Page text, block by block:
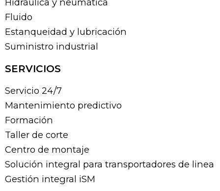
Fluido
Estanqueidad y lubricación
Suministro industrial
SERVICIOS
Servicio 24/7
Mantenimiento predictivo
Formación
Taller de corte
Centro de montaje
Solución integral para transportadores de linea
Gestión integral iSM